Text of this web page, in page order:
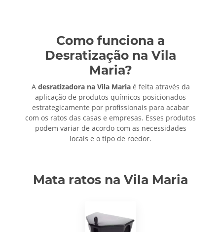
Como funciona a
Desratização na Vila
Maria?
A desratizadora na Vila Mariaé feita através da
aplicação de produtos químicos posicionados
estrategicamente por profissionais para acabar
com os ratos das casas e empresas. Esses produtos
podem variar de acordo com as necessidades
locais e o tipo de roedor.
Mata ratos na Vila Maria